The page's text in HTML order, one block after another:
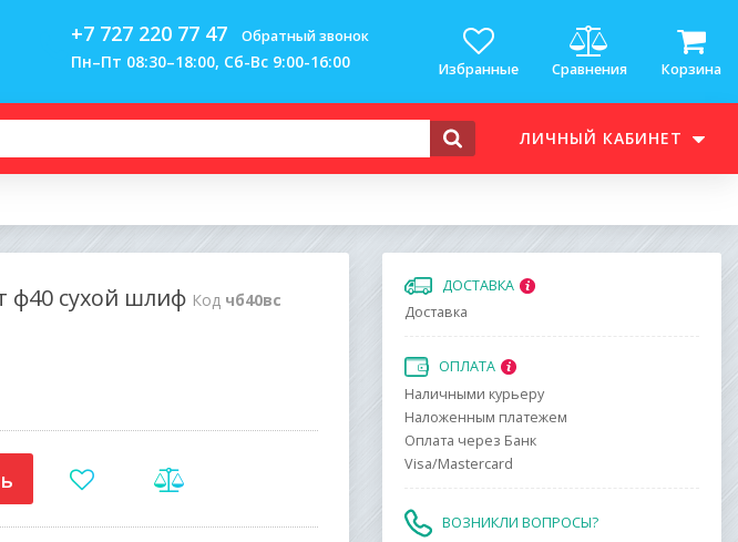
+7 727 220 77 47 Обратный звонок
Пн–Пт 08:30–18:00, Сб-Вс 9:00-16:00 Избранные Сравнения Корзина
ЛИЧНЫЙ КАБИНЕТ
ф40 сухой шлиф Код чб40вс
ДОСТАВКА
Доставка
ОПЛАТА
Наличными курьеру
Наложенным платежем
Оплата через Банк
Visa/Mastercard
ВОЗНИКЛИ ВОПРОСЫ?